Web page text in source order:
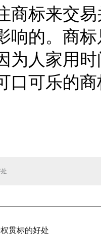
标来交易
响的。商
为人家用
口可乐的
贯标的好处